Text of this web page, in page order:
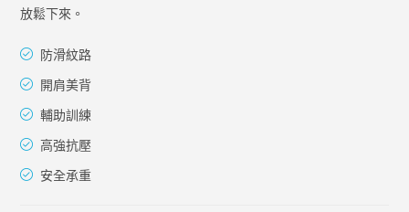
放鬆下來。
防滑紋路
開肩美背
輔助訓練
高強抗壓
安全承重